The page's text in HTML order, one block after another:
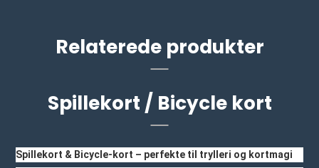
Relaterede produkter
Spillekort / Bicycle kort
Spillekort & Bicycle-kort – perfekte til trylleri og kortmagi